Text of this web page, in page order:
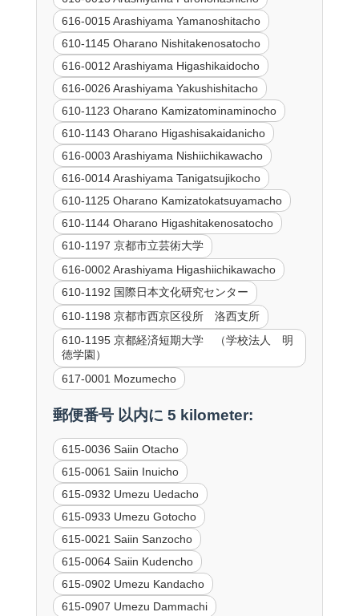
616-0015 Arashiyama Yamanoshitacho
610-1145 Oharano Nishitakenosatocho
616-0012 Arashiyama Higashikaidocho
616-0026 Arashiyama Yakushishitacho
610-1123 Oharano Kamizatominaminocho
610-1143 Oharano Higashisakaidanicho
616-0003 Arashiyama Nishiichikawacho
616-0014 Arashiyama Tanigatsujikocho
610-1125 Oharano Kamizatokatsuyamacho
610-1144 Oharano Higashitakenosatocho
610-1197 京都市立芸術大学
616-0002 Arashiyama Higashiichikawacho
610-1192 国際日本文化研究センター
610-1198 京都市西京区役所 洛西支所
610-1195 京都経済短期大学 （学校法人 明
徳学園）
617-0001 Mozumecho
郵便番号 以内に 5 kilometer:
615-0036 Saiin Otacho
615-0061 Saiin Inuicho
615-0932 Umezu Uedacho
615-0933 Umezu Gotocho
615-0021 Saiin Sanzocho
615-0064 Saiin Kudencho
615-0902 Umezu Kandacho
615-0907 Umezu Dammachi